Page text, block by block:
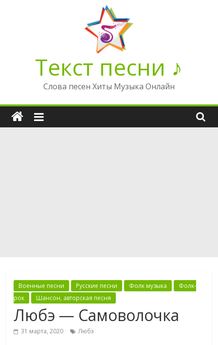
Текст песни ♪
Слова песен Хиты Музыка Онлайн
Военные песни Русские песни Фолк музыка
Фолк-
рок
Шансон, авторская песня
Любэ — Самоволочка
31 марта, 2020 Любэ